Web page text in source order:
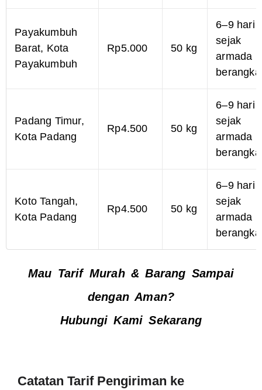
Payakumbuh
Barat, Kota
Payakumbuh
Rp5.000 50 kg
6–9 hari
sejak
armada
Padang Timur,
Kota Padang
Rp4.500 50 kg
6–9 hari
sejak
armada
Koto Tangah,
Kota Padang
Rp4.500 50 kg
6–9 hari
sejak
armada
Mau Tarif Murah & Barang Sampai dengan
Aman?
Hubungi Kami Sekarang
Catatan Tarif Pengiriman ke